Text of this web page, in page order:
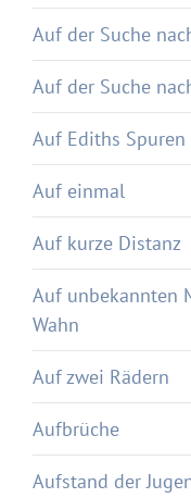
Auf der Suche
Auf der Suche
Auf Ediths Spuren
Auf einmal
Auf kurze Distanz
Auf unbekannten
Wahn
Auf zwei Rädern
Aufbrüche
Aufstand der